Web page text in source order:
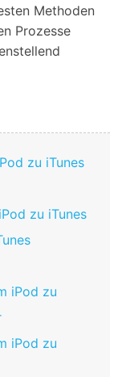
Methoden
Prozesse
zu iTunes
zu iTunes
iPod zu
iPod zu